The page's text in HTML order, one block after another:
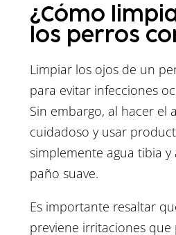
¿Cómo
los perros
Limpiar los ojos de un
para evitar infecciones
Sin embargo, al hacer el
cuidadoso y usar
simplemente agua tibia
paño suave.
Es importante resaltar
previene irritaciones